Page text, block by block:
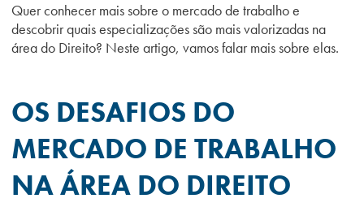
Quer conhecer mais sobre o mercado de trabalho e
descobrir quais especializações são mais valorizadas na
área do Direito? Neste artigo, vamos falar mais sobre elas.
OS DESAFIOS DO
MERCADO DE TRABALHO
NA ÁREA DO DIREITO